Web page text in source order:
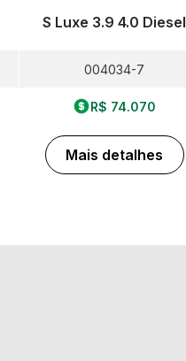
S Luxe 3.9 4.0 Diesel
004034-7
R$ 74.070
Mais detalhes